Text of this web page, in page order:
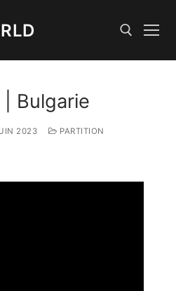
Bulgarie
2023
PARTITION